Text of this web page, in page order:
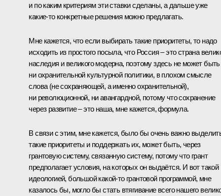
и по каким критериям эти ставки сделаны, а дальше уже
какие‑то конкретные решения можно предлагать.
Мне кажется, что если выбирать такие приоритеты, то надо
исходить из простого посыла, что Россия – это страна
наследия и великого модерна, поэтому здесь не может быть
ни охранительной культурной политики, в плохом смысле
слова (не сохраняющей, а именно охранительной),
ни революционной, ни авангардной, потому что сохранение
через развитие – это наша, мне кажется, формула.
В связи с этим, мне кажется, было бы очень важно
такие приоритеты и поддержать их, может быть, через
грантовую систему, связанную систему, потому что грант
предполагает условия, на которых он выдаётся. И вот такой
идеологией, большой какой‑то грантовой программой, мне
казалось бы, могло бы стать втягивание всего нашего